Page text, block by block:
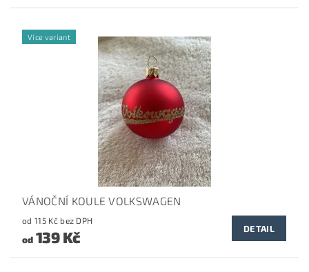
Více variant
VÁNOČNÍ KOULE VOLKSWAGEN
od 115 Kč bez DPH
od139 Kč DETAIL